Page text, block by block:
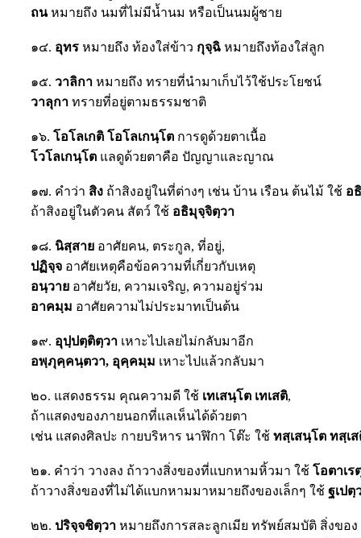
ถนหมายถึง นมที่ไม่มีน้ำนม หรือเป็นนมผู้ชาย
๑๔. อุทร หมายถึง ท้องใส่ข้าว กุจฺฉิ หมายถึงท้องใส่ลูก
๑๕. วาลิกา หมายถึง ทรายที่นำมาเก็บไว้ใช้ประโยชน์
วาลุกา ทรายที่อยู่ตามธรรมชาติ
๑๖. โอโลเกติ โอโลเกนฺโต การดูด้วยตาเนื้อ
โวโลเกนฺโต แลดูด้วยตาคือ ปัญญาและญาณ
๑๗. คำว่า สิง ถ้าสิงอยู่ในที่ต่างๆ เช่น บ้าน เรือน ต้นไม้ ใช้ อ
ถ้าสิงอยู่ในตัวคน สัตว์ ใช้ อธิมุจฺจิตฺวา
๑๘. นิสฺสาย อาศัยคน, ตระกูล, ที่อยู่,
ปฏิจฺจ อาศัยเหตุคือข้อความที่เกี่ยวกับเหตุ
อนฺวาย อาศัยวัย, ความเจริญ, ความอยู่ร่วม
อาคมฺม อาศัยความไม่ประมาทเป็นต้น
๑๙. อุปฺปตฺติตฺวา เหาะไปเลยไม่กลับมาอีก
อพฺภุคฺคนฺตวา, อุคฺคมฺม เหาะไปแล้วกลับมา
๒๐. แสดงธรรม คุณความดี ใช้ เทเสนฺโต เทเสติ,
ถ้าแสดงของภายนอกที่แลเห็นได้ด้วยตา
เช่น แสดงศิลปะ กายบริหาร นาฬิกา โต๊ะ ใช้ ทสฺเสนฺโต ทสฺเ
๒๑. คำว่า วางลง ถ้าวางสิ่งของที่แบกหามหิ้วมา ใช้ โอตาเร
ถ้าวางสิ่งของที่ไม่ได้แบกหามมาหมายถึงของเล็กๆ ใช้ ฐเปตฺ
๒๒. ปริจฺจชิตฺวา หมายถึงการสละลูกเมีย ทรัพย์สมบัติ สิ่งของ